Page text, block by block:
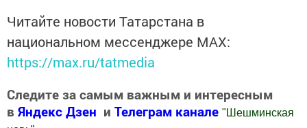
Читайте новости Татарстана в
национальном мессенджере MАХ:
https://max.ru/tatmedia
Следите за самым важным и интересным
в Яндекс Дзен и Телеграм канале " Шешминская